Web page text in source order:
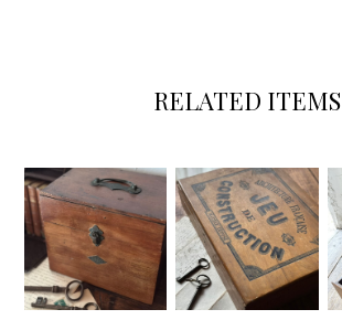
RELATED ITEMS